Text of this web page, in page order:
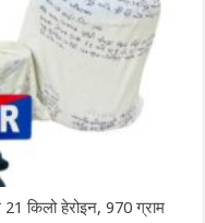
किलो हेरोइन, 970 ग्राम